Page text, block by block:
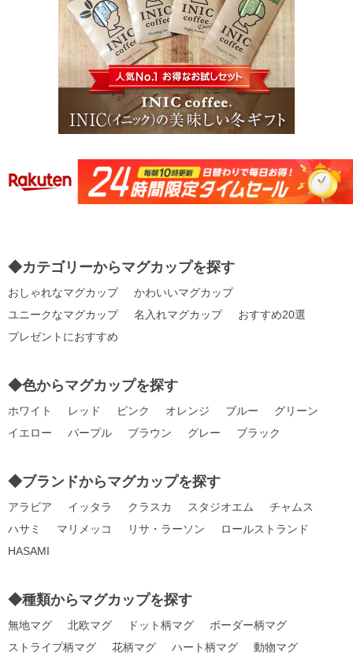
◆カテゴリーからマグカップを探す
おしゃれなマグカップ
かわいいマグカップ
ユニークなマグカップ
名入れマグカップ
おすすめ20選
プレゼントにおすすめ
◆色からマグカップを探す
ホワイト レッド ピンク オレンジ ブルー
グリーン
イエロー
パープル ブラウン グレー ブラック
◆ブランドからマグカップを探す
アラビア イッタラ クラスカ スタジオエム
チャムス
ハサミ
マリメッコ リサ・ラーソン
ロールストランド
HASAMI
◆種類からマグカップを探す
無地マグ 北欧マグ ドット柄マグ
ボーダー柄マグ
ストライプ柄マグ
花柄マグ ハート柄マグ
動物マグ